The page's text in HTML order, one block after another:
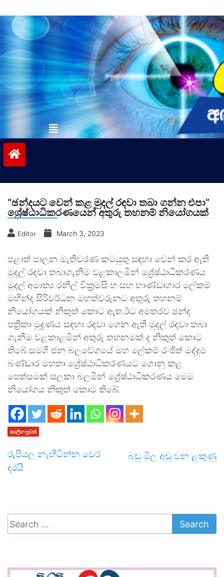
to
contentvinivida.lk
“ඡන්දයට වෙන් කළ මුදල් රඳවා තබා ගන්න එපා”
ශ්‍රේෂ්ඨාධිකරණයෙන් අතුරු තහනම් නියෝගයක්
Editor March 3, 2023
පළාත් පාලන මැතිවරණ කටයුතු සඳහා වෙන් කර ඇති
මුදල් රඳවා තබාගැනීම වළකාලමින් ශ්‍රේෂ්ඨාධිකරණය
මුදල් අමාත්‍ය රනිල් වික්‍රමසිංහ සහ භාණ්ඩාගාර ලේකම්
මහින්ද සිරිවර්ධන මහත්වරුනට අතුරු තහනම්
නියෝගයක් නිකුත් කොට ඇත.ඊට අමතරව ඡන්ද
පත්‍රිකා මුද්‍රණය සඳහා රඳවා ගෙන ඇති මුදල් රඳවා තබා
ගැනීම වළකාළමින් අතුරු තහනමක් ද නිකුත් කොට
තිබේ.සමගි ජන බලවේගයේ මහ ලේකම් රංජිත් මද්දුම
බණ්ඩාර මහතා ශ්‍රේෂ්ඨාධිකරණයට ගොනු කළ
පෙත්සමක් සලකා බලමින් ශ්‍රේෂ්ඨාධිකරණය මෙම
නියෝගය නිකුත් කොට තිබේ.
කාලීන පුවත්
රුපියල නැඟිටින්න වෙර
දරයි
බඩු මිල අඩු වන ළකුණු